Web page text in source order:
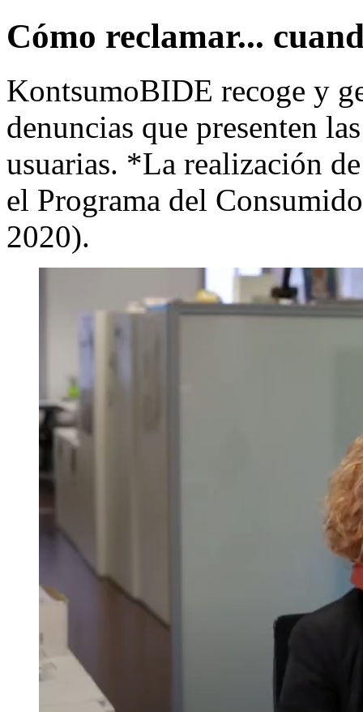
Cómo reclamar...
KontsumoBIDE recoge y
denuncias que presenten
usuarias. *La realización
el Programa del
2020).